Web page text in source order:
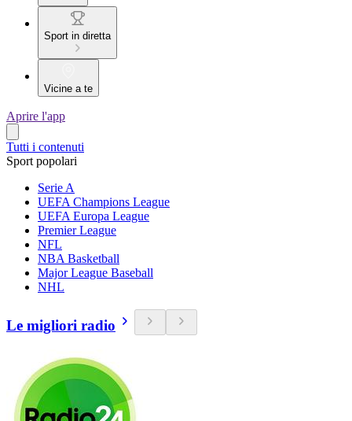
Sport in diretta
Vicine a te
Aprire l'app
Tutti i contenuti
Sport popolari
Serie A
UEFA Champions League
UEFA Europa League
Premier League
NFL
NBA Basketball
Major League Baseball
NHL
Le migliori radio